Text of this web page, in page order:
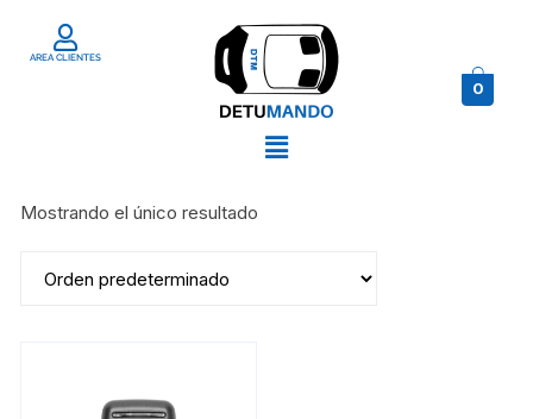
AREA CLIENTES
0
Mostrando el único resultado